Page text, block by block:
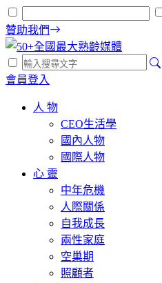
贊助我們
會員登入
人 物
CEO生活學
國內人物
國際人物
心 靈
中年危機
人際關係
自我成長
兩性家庭
空巢期
照顧者